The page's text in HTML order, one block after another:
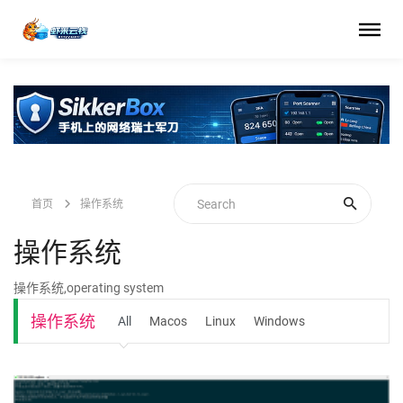
首页 操作系统
操作系统
操作系统,operating system
操作系统 All Macos Linux Windows